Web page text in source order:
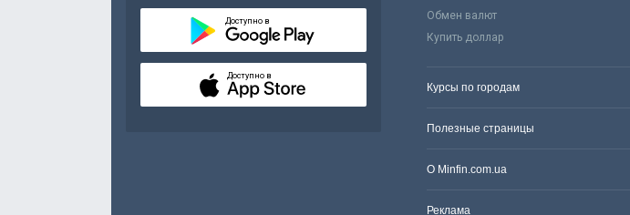
Доступно в
Доступно в
Обмен валют
Купить доллар
Курсы по городам
Полезные страницы
О Minfin.com.ua
Реклама